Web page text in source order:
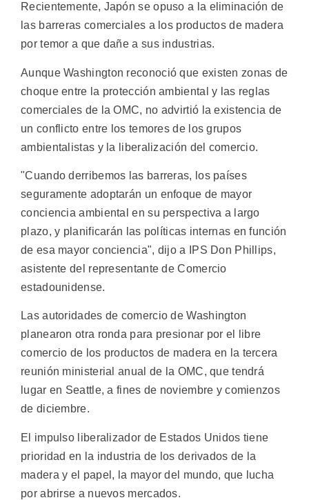
Recientemente, Japón se opuso a la eliminación de
las barreras comerciales a los productos de madera
por temor a que dañe a sus industrias.
Aunque Washington reconoció que existen zonas de
choque entre la protección ambiental y las reglas
comerciales de la OMC, no advirtió la existencia de
un conflicto entre los temores de los grupos
ambientalistas y la liberalización del comercio.
"Cuando derribemos las barreras, los países
seguramente adoptarán un enfoque de mayor
conciencia ambiental en su perspectiva a largo
plazo, y planificarán las políticas internas en función
de esa mayor conciencia", dijo a IPS Don Phillips,
asistente del representante de Comercio
estadounidense.
Las autoridades de comercio de Washington
planearon otra ronda para presionar por el libre
comercio de los productos de madera en la tercera
reunión ministerial anual de la OMC, que tendrá
lugar en Seattle, a fines de noviembre y comienzos
de diciembre.
El impulso liberalizador de Estados Unidos tiene
prioridad en la industria de los derivados de la
madera y el papel, la mayor del mundo, que lucha
por abrirse a nuevos mercados.